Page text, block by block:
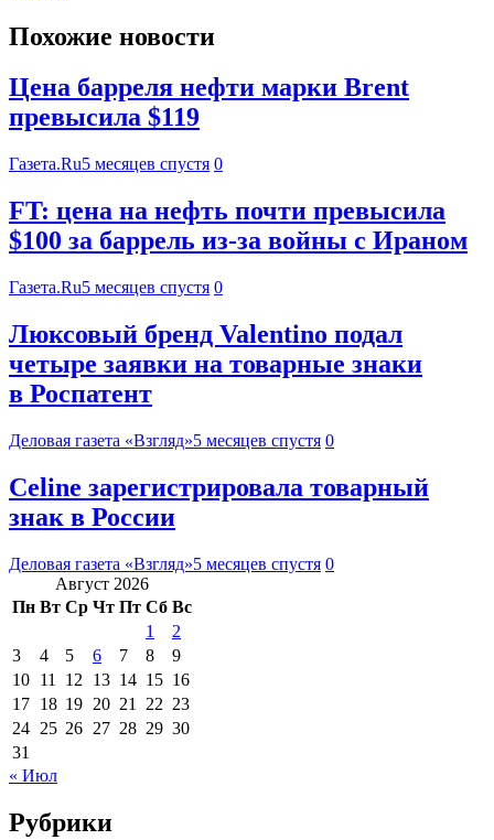
Похожие новости
Цена барреля нефти марки Brent
превысила $119
Газета.Ru5 месяцев спустя 0
FT: цена на нефть почти превысила
$100 за баррель из-за войны с Ираном
Газета.Ru5 месяцев спустя 0
Люксовый бренд Valentino подал
четыре заявки на товарные знаки
в Роспатент
Деловая газета «Взгляд»5 месяцев спустя 0
Celine зарегистрировала товарный
знак в России
Деловая газета «Взгляд»5 месяцев спустя 0
Август 2026
Пн Вт Ср Чт Пт Сб Вс
1
2
3
4 5 6 7 8
9
10 11 12 13 14 15 16
17 18 19 20 21 22 23
24 25 26 27 28 29 30
31
« Июл
Рубрики